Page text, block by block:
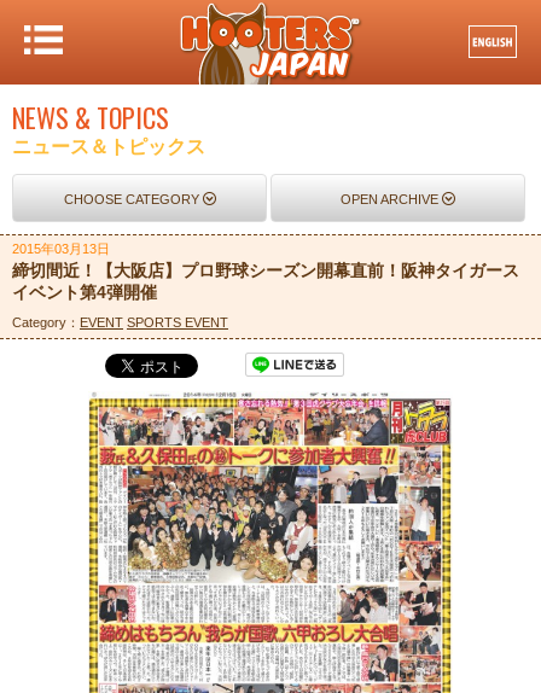
NEWS & TOPICS
ニュース＆トピックス
CHOOSE CATEGORY OPEN ARCHIVE
2015年03月13日
締切間近！【大阪店】プロ野球シーズン開幕直前！阪神タイガース
イベント第4弾開催
Category： EVENT SPORTS EVENT